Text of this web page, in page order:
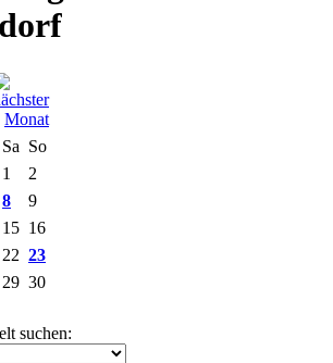
Sa So
1
2
8
9
15 16
22 23
29 30
suchen: